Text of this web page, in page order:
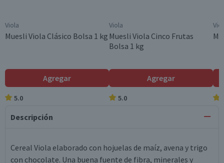
Viola
Muesli Viola Clásico Bolsa 1 kg
Agregar
5.0
Viola
Muesli Viola Cinco Frutas
Bolsa 1 kg
Agregar
5.0
Descripción
Cereal Viola elaborado con hojuelas de maíz, avena y trigo
con chocolate. Una buena fuente de fibra, minerales y